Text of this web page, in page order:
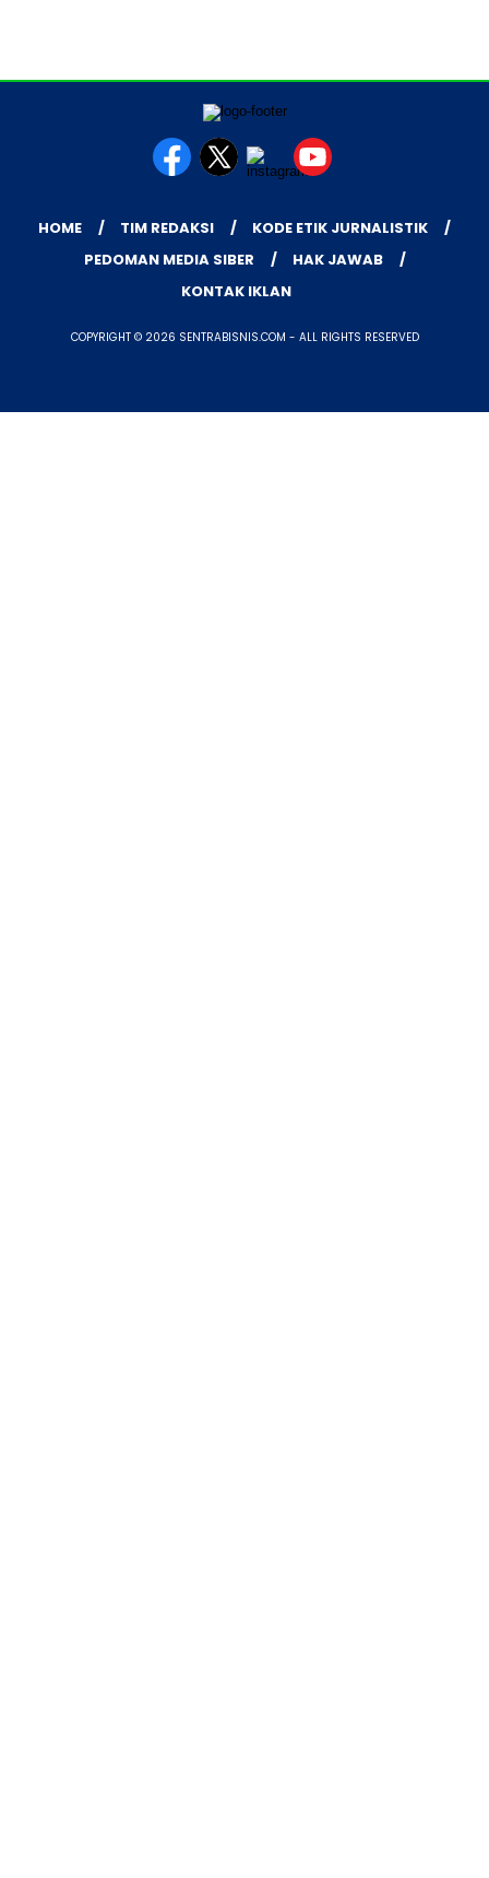
HOME TIM REDAKSI
KODE ETIK JURNALISTIK
PEDOMAN MEDIA SIBER
HAK JAWAB
KONTAK IKLAN
COPYRIGHT © 2026 SENTRABISNIS.COM - ALL RIGHTS RESERVED